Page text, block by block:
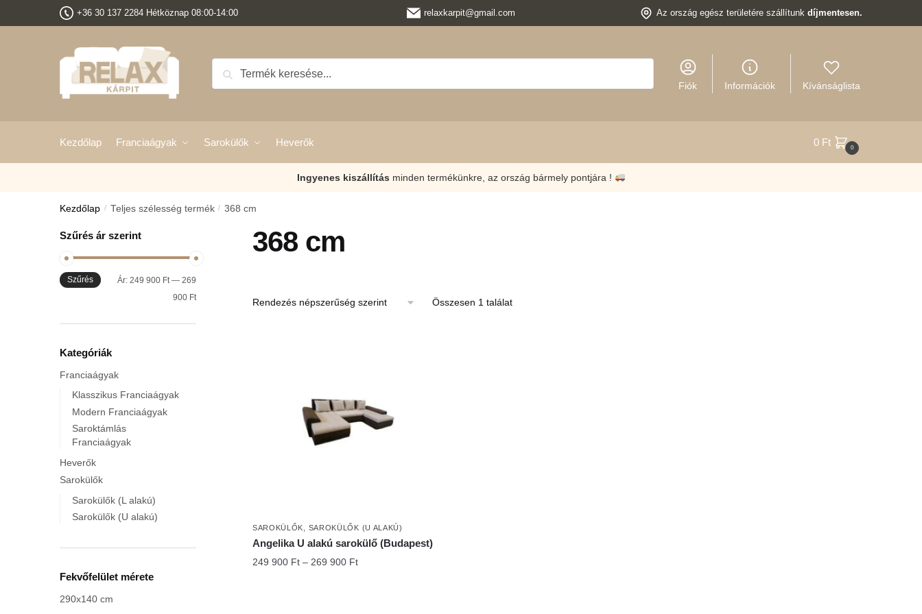
a
a
+36 30 137 2284 Hétköznap 08:00-14:00 relaxkarpit@gmail.com Az ország egész területére szállítunk díjmentesen.
Keresés
Fiók Információk Kívánságlista
Kezdőlap Franciaágyak Sarokülők Heverők 0 Ft 0
Ingyenes kiszállítás minden termékünkre, az ország bármely pontjára !
Kezdőlap / Teljes szélesség termék / 368 cm
368 cm
Összesen 1 találat
SAROKÜLŐK SAROKÜLŐK (U ALAKÚ)
Angelika U alakú sarokülő (Budapest)
249 900 Ft – 269 900 FtÁrtartomány:
Szűrés ár szerint
Min
ár
Max
ár
Szűrés Ár: 249 900 Ft— 269
900 Ft
Kategóriák
Franciaágyak
Klasszikus Franciaágyak
Modern Franciaágyak
Saroktámlás
Franciaágyak
Heverők
Sarokülők
Sarokülők (L alakú)
Sarokülők (U alakú)
Fekvőfelület mérete
290x140 cm